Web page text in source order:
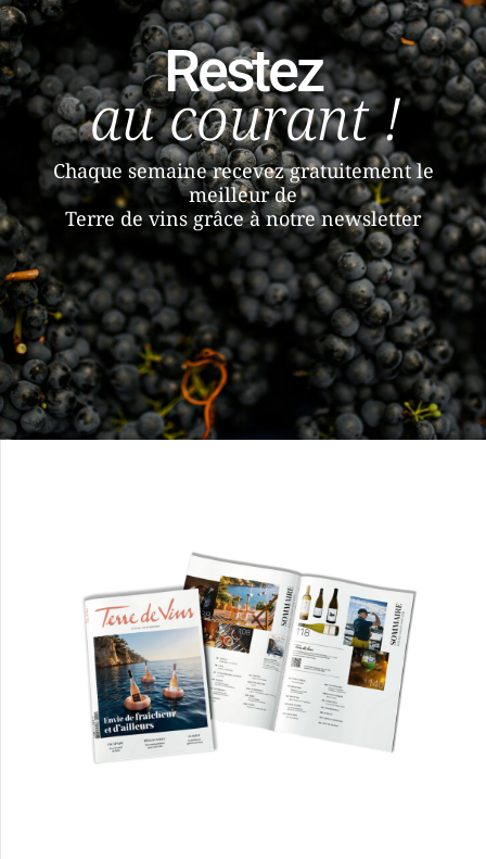
Restez
au courant !
Chaque semaine recevez gratuitement le
meilleur de
Terre de vins grâce à notre newsletter